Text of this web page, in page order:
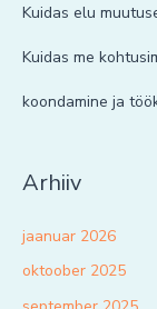
Kuidas elu
Kuidas me
koondamine ja
Arhiiv
jaanuar 2026
oktoober 2025